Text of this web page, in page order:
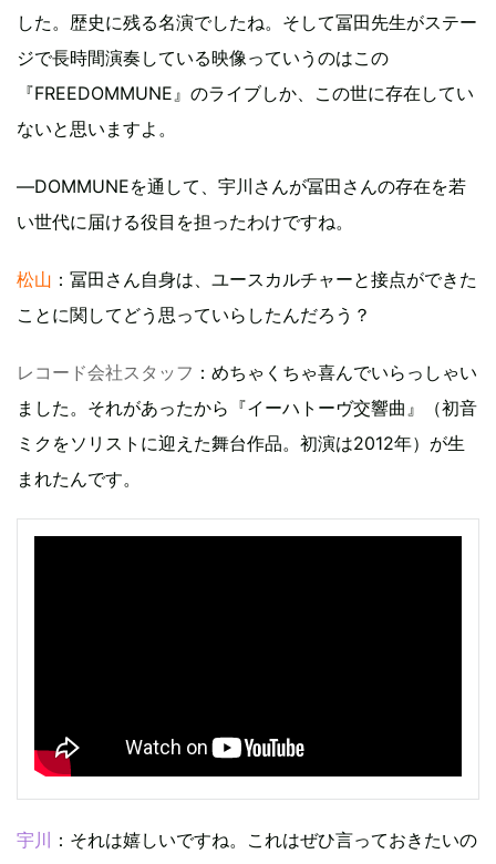
した。歴史に残る名演でしたね。そして冨田先生がステー
ジで長時間演奏している映像っていうのはこの
『FREEDOMMUNE』のライブしか、この世に存在してい
ないと思いますよ。
―DOMMUNEを通して、宇川さんが冨田さんの存在を若
い世代に届ける役目を担ったわけですね。
松山 ：冨田さん自身は、ユースカルチャーと接点ができた
ことに関してどう思っていらしたんだろう？
レコード会社スタッフ ：めちゃくちゃ喜んでいらっしゃい
ました。それがあったから『イーハトーヴ交響曲』（初音
ミクをソリストに迎えた舞台作品。初演は2012年）が生
まれたんです。
宇川
：それは嬉しいですね。これはぜひ言っておきたいの